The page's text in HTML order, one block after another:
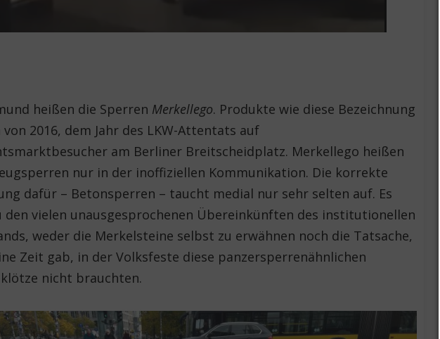
heißen die Sperren Merkellego. Produkte wie diese Bezeichnung
2016, dem Jahr des LKW-Attentats auf
am Berliner Breitscheidplatz. Merkellego heißen
nur in der inoffiziellen Kommunikation. Die korrekte
dafür – Betonsperren – taucht medial nur sehr selten auf. Es
den vielen unausgesprochenen Übereinkünften des institutionellen
weder die Merkelsteine selbst zu erwähnen noch die Tatsache,
Zeit gab, in der Volksfeste diese panzersperrenähnlichen
nicht brauchten.